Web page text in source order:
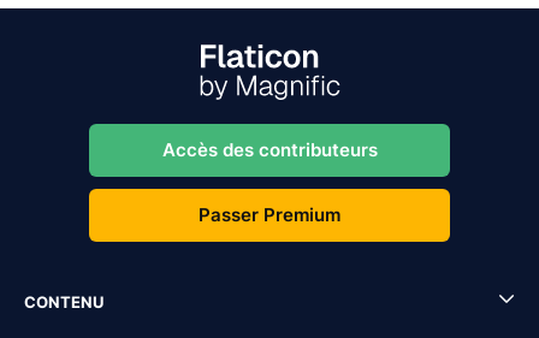
Accès des contributeurs
Passer Premium
CONTENU